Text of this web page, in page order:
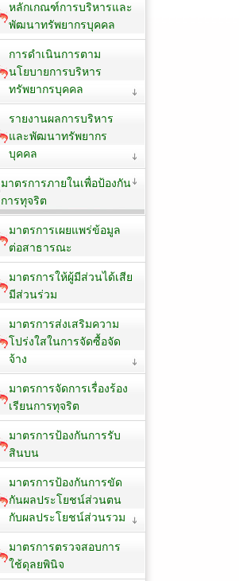
หลักเกณฑ์การบริหารและ
พัฒนาทรัพยากรบุคคล
การดำเนินการตาม
นโยบายการบริหาร
ทรัพยากรบุคคล
รายงานผลการบริหาร
และพัฒนาทรัพยากร
บุคคล
มาตรการภายในเพื่อป้องกัน
การทุจริต
มาตรการเผยแพร่ข้อมูล
ต่อสาธารณะ
มาตรการให้ผู้มีส่วนได้เสีย
มีส่วนร่วม
มาตรการส่งเสริมความ
โปร่งใสในการจัดซื้อจัด
จ้าง
มาตรการจัดการเรื่องร้อง
เรียนการทุจริต
มาตรการป้องกันการรับ
สินบน
มาตรการป้องกันการขัด
กันผลประโยชน์ส่วนตน
กับผลประโยชน์ส่วนรวม
มาตรการตรวจสอบการ
ใช้ดุลยพินิจ